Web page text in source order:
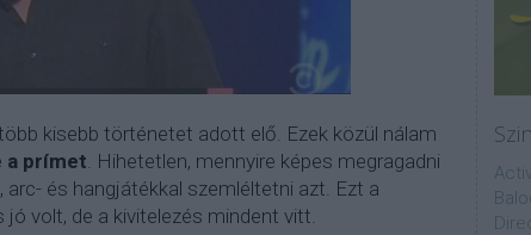
kisebb történetet adott elő. Ezek közül nálam
a prímet. Hihetetlen, mennyire képes megragadni
és hangjátékkal szemléltetni azt. Ezt a
volt, de a kivitelezés mindent vitt.